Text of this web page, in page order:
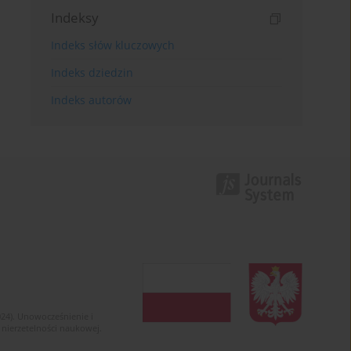
Indeksy
Indeks słów kluczowych
Indeks dziedzin
Indeks autorów